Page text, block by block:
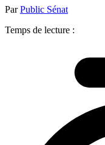
ParPublic Sénat
Temps de lecture :